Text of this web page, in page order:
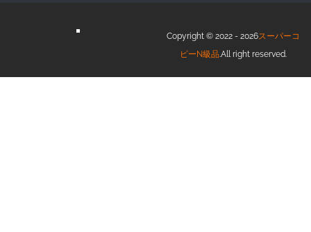
Copyright © 2022 - 2026スーパーコ
ピーN級品.All right reserved.